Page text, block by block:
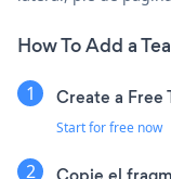
How To Add a
Create a Free
Start for free now